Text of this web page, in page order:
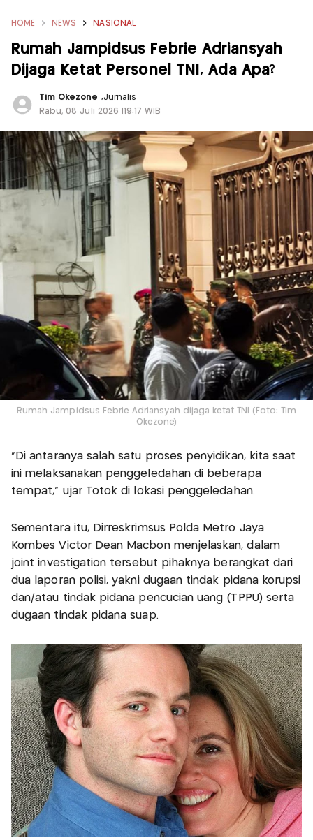
HOME NEWS NASIONAL
Rumah Jampidsus Febrie Adriansyah
Dijaga Ketat Personel TNI, Ada Apa?
Tim Okezone ,Jurnalis
Rabu, 08 Juli 2026 |19:17 WIB
Rumah Jampidsus Febrie Adriansyah dijaga ketat TNI (Foto: Tim
Okezone)
“Di antaranya salah satu proses penyidikan, kita saat
ini melaksanakan penggeledahan di beberapa
tempat,” ujar Totok di lokasi penggeledahan.
Sementara itu, Dirreskrimsus Polda Metro Jaya
Kombes Victor Dean Macbon menjelaskan, dalam
joint investigation tersebut pihaknya berangkat dari
dua laporan polisi, yakni dugaan tindak pidana korupsi
dan/atau tindak pidana pencucian uang (TPPU) serta
dugaan tindak pidana suap.